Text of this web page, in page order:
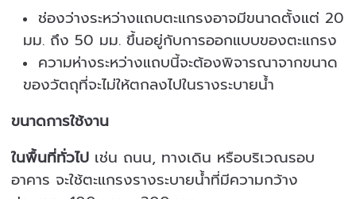
ช่องว่างระหว่างแถบตะแกรงอาจมีขนาดตั้งแต่ 20
มม. ถึง 50 มม. ขึ้นอยู่กับการออกแบบของตะแกรง
ความห่างระหว่างแถบนี้จะต้องพิจารณาจากขนาด
ของวัตถุที่จะไม่ให้ตกลงไปในรางระบายน้ำ
ขนาดการใช้งาน
ในพื้นที่ทั่วไป เช่น ถนน, ทางเดิน หรือบริเวณรอบ
อาคาร จะใช้ตะแกรงรางระบายน้ำที่มีความกว้าง